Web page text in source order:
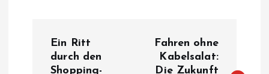
Ein Ritt
durch den
Shopping-
Fahren ohne
Kabelsalat:
Die Zukunft